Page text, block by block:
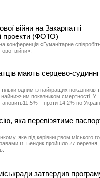
війни на Закарпатті
проекти (ФОТО)
конференція «Гуманітарне
війни».
мають серцево-судинні
одним із найкращих показників
показником смертності. У
– проти 14,2% по
яка перевірятиме
яке під керівництвом міського
В. Бендик пройшло 27 березня,
затвердив